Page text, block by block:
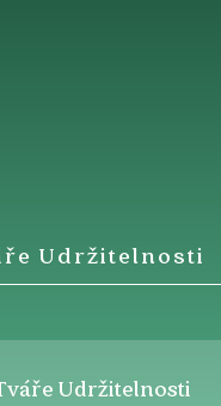
Udržitelnosti
Udržitelnosti